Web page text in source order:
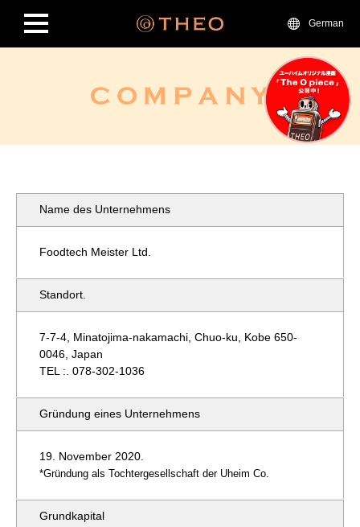
German
Name des Unternehmens
Foodtech Meister Ltd.
Standort.
7-7-4, Minatojima-nakamachi, Chuo-ku, Kobe 650-
0046, Japan
TEL :. 078-302-1036
Gründung eines Unternehmens
19. November 2020.
*Gründung als Tochtergesellschaft der Uheim Co.
Grundkapital